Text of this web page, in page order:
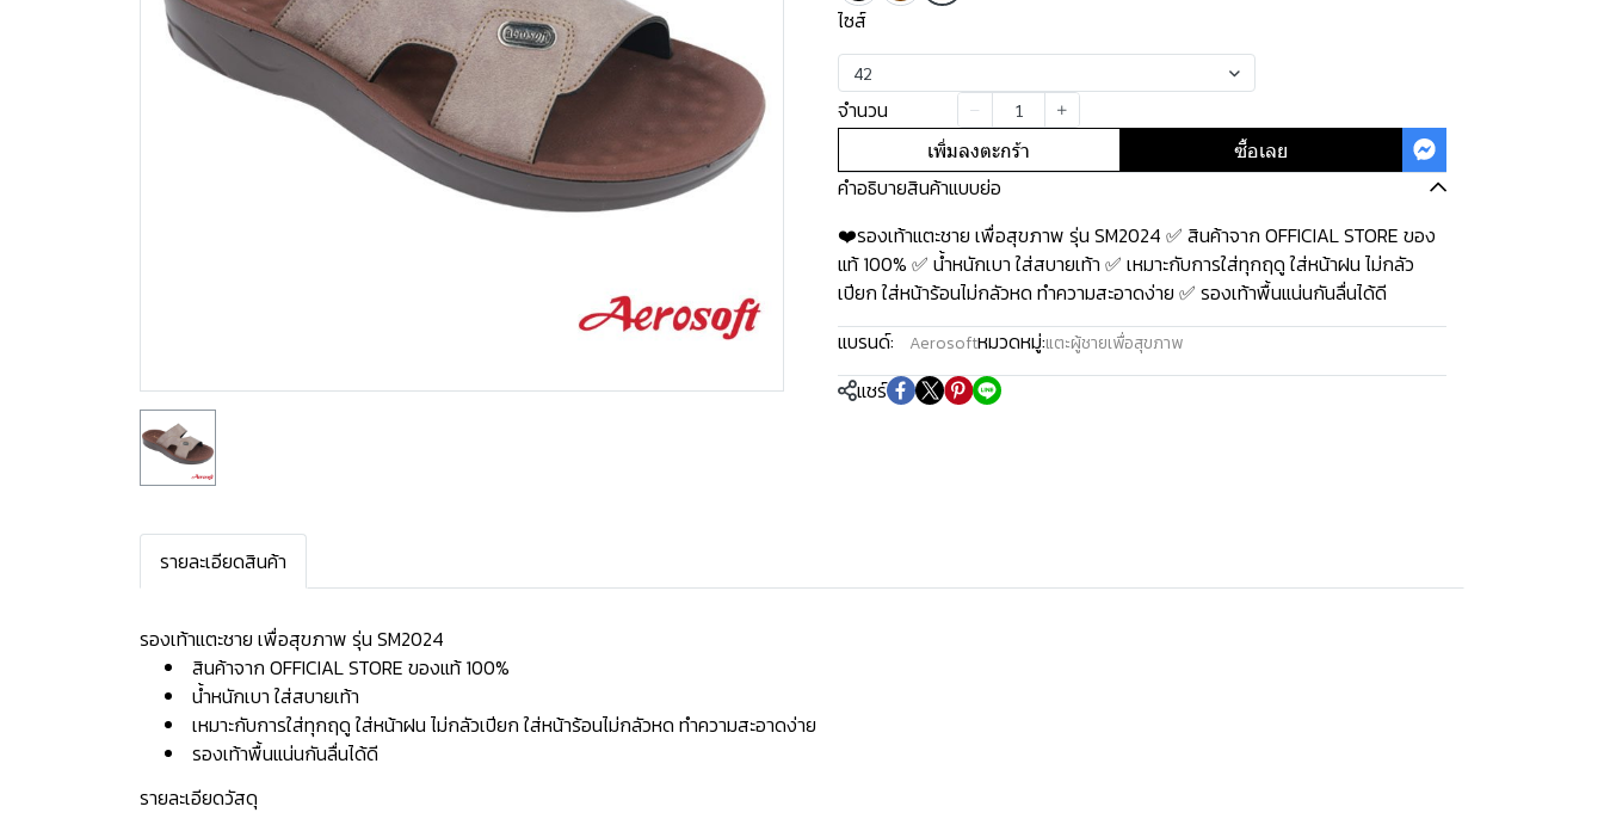
ไซส์
42
จำนวน
เพิ่มลงตะกร้า ซื้อเลย
คำอธิบายสินค้าแบบย่อ
❤️รองเท้าแตะชาย เพื่อสุขภาพ รุ่น SM2024 ✅ สินค้าจาก OFFICIAL STORE ของ
แท้ 100% ✅ น้ำหนักเบา ใส่สบายเท้า ✅ เหมาะกับการใส่ทุกฤดู ใส่หน้าฝน ไม่กลัว
เปียก ใส่หน้าร้อนไม่กลัวหด ทำความสะอาดง่าย ✅ รองเท้าพื้นแน่นกันลื่นได้ดี
แบรนด์:
Aerosoftหมวดหมู่:แตะผู้ชายเพื่อสุขภาพ
แชร์
รายละเอียดสินค้า
รองเท้าแตะชาย เพื่อสุขภาพ รุ่น SM2024
สินค้าจาก OFFICIAL STORE ของแท้ 100%
น้ำหนักเบา ใส่สบายเท้า
เหมาะกับการใส่ทุกฤดู ใส่หน้าฝน ไม่กลัวเปียก ใส่หน้าร้อนไม่กลัวหด ทำความสะอาดง่าย
รองเท้าพื้นแน่นกันลื่นได้ดี
รายละเอียดวัสดุ